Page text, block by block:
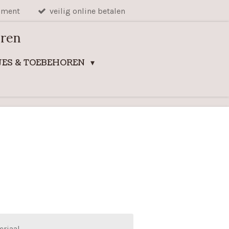
veilig online betalen
& TOEBEHOREN